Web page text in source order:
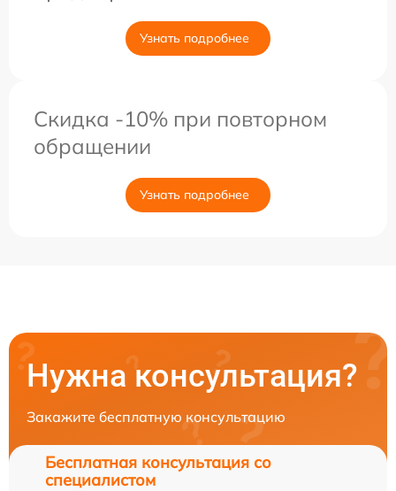
Узнать подробнее
Скидка -10% при повторном
обращении
Узнать подробнее
Нужна консультация?
Закажите бесплатную консультацию
Бесплатная консультация со
специалистом